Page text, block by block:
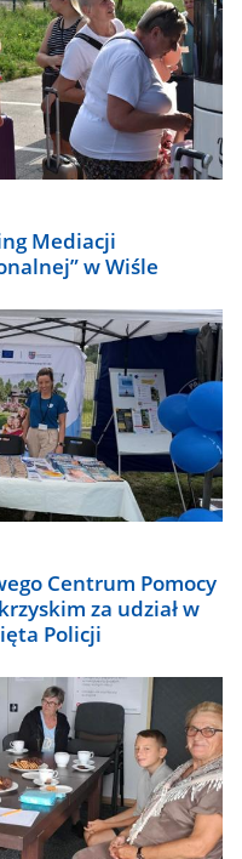
Mediacji
w Wiśle
Centrum Pomocy
za udział w
Policji